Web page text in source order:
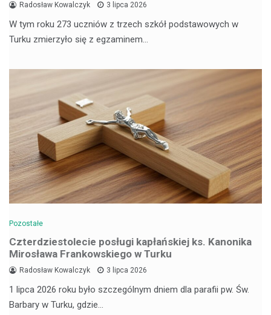
Radosław Kowalczyk 3 lipca 2026
W tym roku 273 uczniów z trzech szkół podstawowych w
Turku zmierzyło się z egzaminem…
Pozostałe
Czterdziestolecie posługi kapłańskiej ks. Kanonika
Mirosława Frankowskiego w Turku
Radosław Kowalczyk 3 lipca 2026
1 lipca 2026 roku było szczególnym dniem dla parafii pw. Św.
Barbary w Turku, gdzie…